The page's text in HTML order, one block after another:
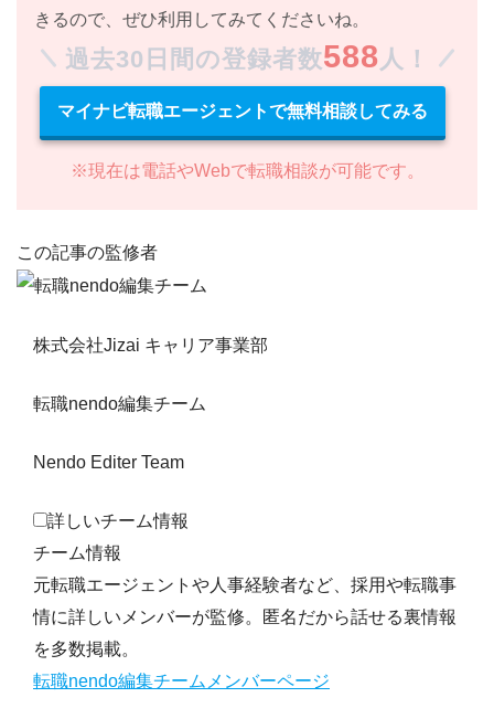
きるので、ぜひ利用してみてくださいね。
過去30日間の登録者数588 人！
マイナビ転職エージェントで無料相談してみる
※現在は電話やWebで転職相談が可能です。
この記事の監修者
株式会社Jizai キャリア事業部
転職nendo編集チーム
Nendo Editer Team
詳しいチーム情報
チーム情報
元転職エージェントや人事経験者など、採用や転職事
情に詳しいメンバーが監修。匿名だから話せる裏情報
を多数掲載。
転職nendo編集チームメンバーページ